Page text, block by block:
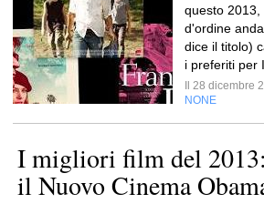
questo 2013,
d'ordine
dice il titolo)
i preferiti per
Il 28 dicembre
NONE
I migliori film del
il Nuovo Cinema